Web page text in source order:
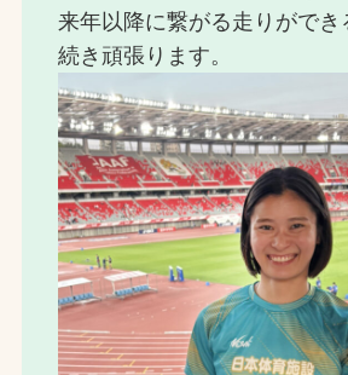
来年以降に繋がる走りができ
続き頑張ります。